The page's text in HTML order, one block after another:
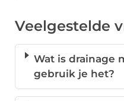
Veelgestelde
Wat is drainage
gebruik je het?